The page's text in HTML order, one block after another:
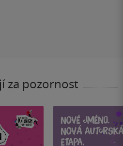
za pozornost